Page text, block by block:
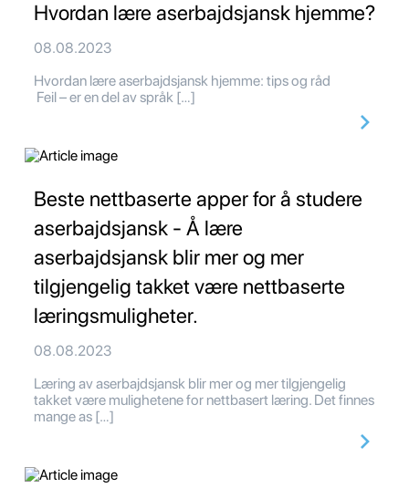
Hvordan lære aserbajdsjansk hjemme?
08.08.2023
Hvordan lære aserbajdsjansk hjemme: tips og råd
Feil – er en del av språk […]
Beste nettbaserte apper for å studere
aserbajdsjansk - Å lære
aserbajdsjansk blir mer og mer
tilgjengelig takket være nettbaserte
læringsmuligheter.
08.08.2023
Læring av aserbajdsjansk blir mer og mer tilgjengelig
takket være mulighetene for nettbasert læring. Det finnes
mange as […]